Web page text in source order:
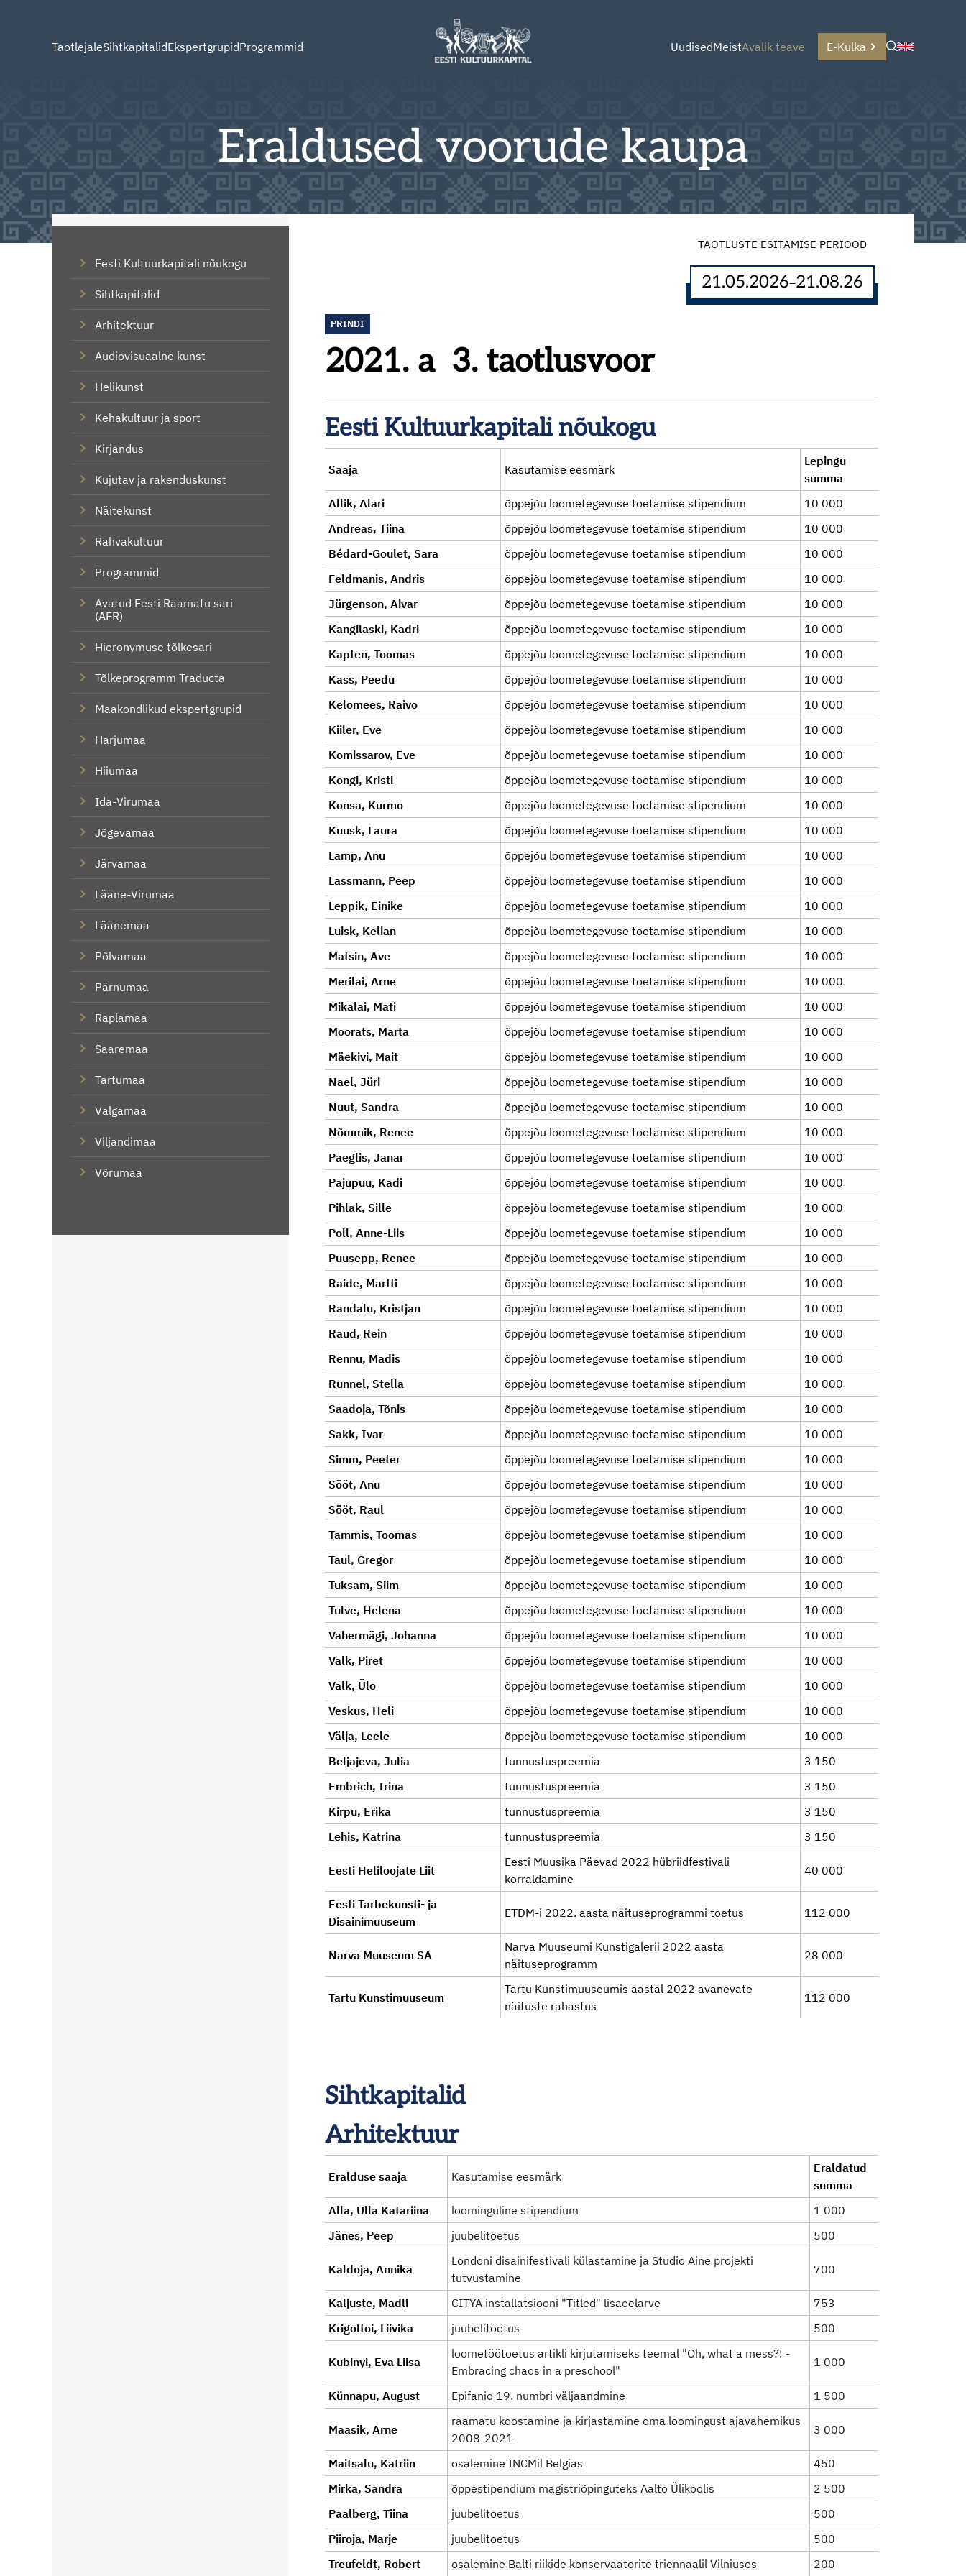
TaotlejaleSihtkapitalidEkspertgrupidProgrammid UudisedMeistAvalik teave E-Kulka
Eraldused voorude kaupa
Eesti Kultuurkapitali nõukogu
Sihtkapitalid
Arhitektuur
Audiovisuaalne kunst
Helikunst
Kehakultuur ja sport
Kirjandus
Kujutav ja rakenduskunst
Näitekunst
Rahvakultuur
Programmid
Avatud Eesti Raamatu sari
(AER)
Hieronymuse tõlkesari
Tõlkeprogramm Traducta
Maakondlikud ekspertgrupid
Harjumaa
Hiiumaa
Ida-Virumaa
Jõgevamaa
Järvamaa
Lääne-Virumaa
Läänemaa
Põlvamaa
Pärnumaa
Raplamaa
Saaremaa
Tartumaa
Valgamaa
Viljandimaa
Võrumaa
TAOTLUSTE ESITAMISE PERIOOD
21.05.2026–21.08.26
PRINDI
2021. a 3. taotlusvoor
Eesti Kultuurkapitali nõukogu
Saaja Kasutamise eesmärk
Lepingu
summa
Allik, Alari
õppejõu loometegevuse toetamise stipendium
10 000
Andreas, Tiina
õppejõu loometegevuse toetamise stipendium
10 000
Bédard-Goulet, Sara
õppejõu loometegevuse toetamise stipendium
10 000
Feldmanis, Andris
õppejõu loometegevuse toetamise stipendium
10 000
Jürgenson, Aivar
õppejõu loometegevuse toetamise stipendium
10 000
Kangilaski, Kadri
õppejõu loometegevuse toetamise stipendium
10 000
Kapten, Toomas
õppejõu loometegevuse toetamise stipendium
10 000
Kass, Peedu
õppejõu loometegevuse toetamise stipendium
10 000
Kelomees, Raivo
õppejõu loometegevuse toetamise stipendium
10 000
Kiiler, Eve
õppejõu loometegevuse toetamise stipendium
10 000
Komissarov, Eve
õppejõu loometegevuse toetamise stipendium
10 000
Kongi, Kristi
õppejõu loometegevuse toetamise stipendium
10 000
Konsa, Kurmo
õppejõu loometegevuse toetamise stipendium
10 000
Kuusk, Laura
õppejõu loometegevuse toetamise stipendium
10 000
Lamp, Anu
õppejõu loometegevuse toetamise stipendium
10 000
Lassmann, Peep
õppejõu loometegevuse toetamise stipendium
10 000
Leppik, Einike
õppejõu loometegevuse toetamise stipendium
10 000
Luisk, Kelian
õppejõu loometegevuse toetamise stipendium
10 000
Matsin, Ave
õppejõu loometegevuse toetamise stipendium
10 000
Merilai, Arne
õppejõu loometegevuse toetamise stipendium
10 000
Mikalai, Mati
õppejõu loometegevuse toetamise stipendium
10 000
Moorats, Marta
õppejõu loometegevuse toetamise stipendium
10 000
Mäekivi, Mait
õppejõu loometegevuse toetamise stipendium
10 000
Nael, Jüri
õppejõu loometegevuse toetamise stipendium
10 000
Nuut, Sandra
õppejõu loometegevuse toetamise stipendium
10 000
Nõmmik, Renee
õppejõu loometegevuse toetamise stipendium
10 000
Paeglis, Janar
õppejõu loometegevuse toetamise stipendium
10 000
Pajupuu, Kadi
õppejõu loometegevuse toetamise stipendium
10 000
Pihlak, Sille
õppejõu loometegevuse toetamise stipendium
10 000
Poll, Anne-Liis
õppejõu loometegevuse toetamise stipendium
10 000
Puusepp, Renee
õppejõu loometegevuse toetamise stipendium
10 000
Raide, Martti
õppejõu loometegevuse toetamise stipendium
10 000
Randalu, Kristjan
õppejõu loometegevuse toetamise stipendium
10 000
Raud, Rein
õppejõu loometegevuse toetamise stipendium
10 000
Rennu, Madis
õppejõu loometegevuse toetamise stipendium
10 000
Runnel, Stella
õppejõu loometegevuse toetamise stipendium
10 000
Saadoja, Tõnis
õppejõu loometegevuse toetamise stipendium
10 000
Sakk, Ivar
õppejõu loometegevuse toetamise stipendium
10 000
Simm, Peeter
õppejõu loometegevuse toetamise stipendium
10 000
Sööt, Anu
õppejõu loometegevuse toetamise stipendium
10 000
Sööt, Raul
õppejõu loometegevuse toetamise stipendium
10 000
Tammis, Toomas
õppejõu loometegevuse toetamise stipendium
10 000
Taul, Gregor
õppejõu loometegevuse toetamise stipendium
10 000
Tuksam, Siim
õppejõu loometegevuse toetamise stipendium
10 000
Tulve, Helena
õppejõu loometegevuse toetamise stipendium
10 000
Vahermägi, Johanna
õppejõu loometegevuse toetamise stipendium
10 000
Valk, Piret
õppejõu loometegevuse toetamise stipendium
10 000
Valk, Ülo
õppejõu loometegevuse toetamise stipendium
10 000
Veskus, Heli
õppejõu loometegevuse toetamise stipendium
10 000
Välja, Leele
õppejõu loometegevuse toetamise stipendium
10 000
Beljajeva, Julia
tunnustuspreemia
3 150
Embrich, Irina
tunnustuspreemia
3 150
Kirpu, Erika
tunnustuspreemia
3 150
Lehis, Katrina
tunnustuspreemia 3 150
Eesti Heliloojate Liit
Eesti Muusika Päevad 2022 hübriidfestivali
korraldamine
40 000
Eesti Tarbekunsti- ja
Disainimuuseum
ETDM-i 2022. aasta näituseprogrammi toetus 112 000
Narva Muuseum SA
Narva Muuseumi Kunstigalerii 2022 aasta
näituseprogramm
28 000
Tartu Kunstimuuseum
Tartu Kunstimuuseumis aastal 2022 avanevate
näituste rahastus
112 000
Sihtkapitalid
Arhitektuur
Eralduse saaja Kasutamise eesmärk
Eraldatud
summa
Alla, Ulla Katariina
loominguline stipendium
1 000
Jänes, Peep
juubelitoetus 500
Kaldoja, Annika
Londoni disainifestivali külastamine ja Studio Aine projekti
tutvustamine
700
Kaljuste, Madli CITYA installatsiooni "Titled" lisaeelarve
753
Krigoltoi, Liivika
juubelitoetus 500
Kubinyi, Eva Liisa
loometöötoetus artikli kirjutamiseks teemal "Oh, what a mess?! -
Embracing chaos in a preschool"
1 000
Künnapu, August Epifanio 19. numbri väljaandmine 1 500
Maasik, Arne
raamatu koostamine ja kirjastamine oma loomingust ajavahemikus
2008-2021
3 000
Maitsalu, Katriin osalemine INCMil Belgias
450
Mirka, Sandra
õppestipendium magistriõpinguteks Aalto Ülikoolis
2 500
Paalberg, Tiina
juubelitoetus
500
Piiroja, Marje
juubelitoetus
500
Treufeldt, Robert
osalemine Balti riikide konservaatorite triennaalil Vilniuses 200